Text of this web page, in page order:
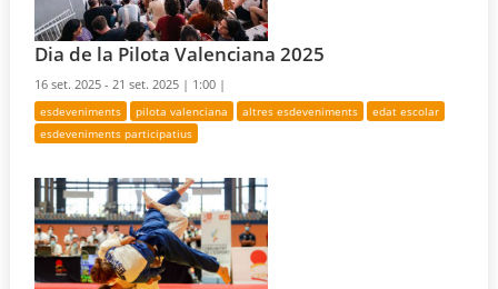
Dia de la Pilota Valenciana 2025
16 set. 2025 - 21 set. 2025 | 1:00 |
esdeveniments pilota valenciana altres esdeveniments
edat escolar
esdeveniments participatius